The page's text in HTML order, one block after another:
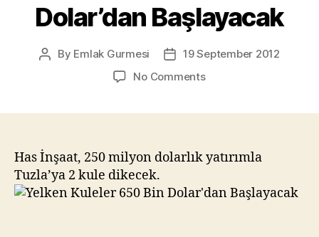
Dolar’dan Başlayacak
Post
By Emlak Gurmesi
Post19 September 2012
No Commentson
Dolar’dan
Has İnşaat, 250 milyon dolarlık yatırımla
Tuzla’ya 2 kule dikecek.